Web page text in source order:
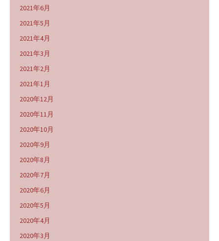
2021年6月
2021年5月
2021年4月
2021年3月
2021年2月
2021年1月
2020年12月
2020年11月
2020年10月
2020年9月
2020年8月
2020年7月
2020年6月
2020年5月
2020年4月
2020年3月